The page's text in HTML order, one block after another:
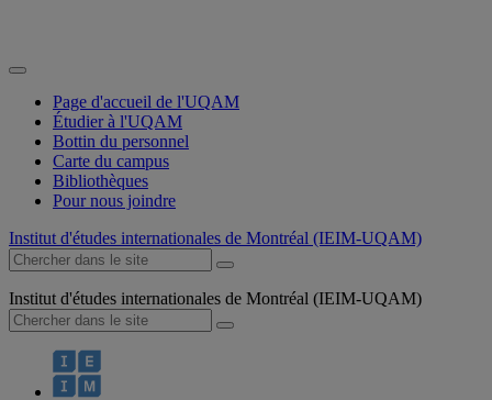
Page d'accueil de l'UQAM
Étudier à l'UQAM
Bottin du personnel
Carte du campus
Bibliothèques
Pour nous joindre
Institut d'études internationales de Montréal (IEIM-UQAM)
Institut d'études internationales de Montréal (IEIM-UQAM)